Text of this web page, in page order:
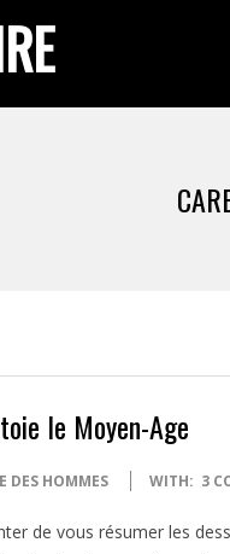
Menu
le Moyen-Age
DES HOMMES WITH: 3
de vous résumer les